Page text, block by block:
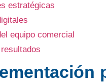
estratégicas
equipo comercial